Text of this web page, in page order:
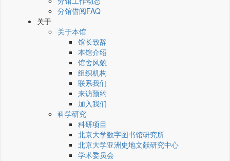
分馆借阅FAQ
关于
关于本馆
馆长致辞
本馆介绍
馆舍风貌
组织机构
联系我们
来访预约
加入我们
科学研究
科研项目
北京大学数字图书馆研究所
北京大学亚洲史地文献研究中心
学术委员会